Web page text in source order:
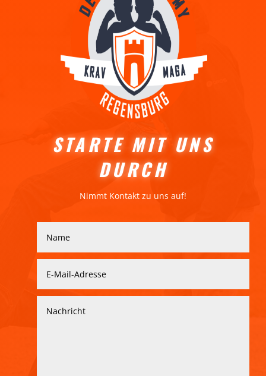
STARTE MIT UNS
DURCH
Nimmt Kontakt zu uns auf!